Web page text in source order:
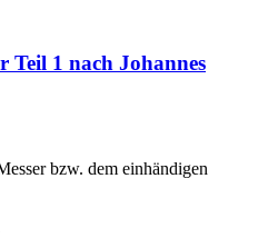
Teil 1 nach Johannes
bzw. dem einhändigen